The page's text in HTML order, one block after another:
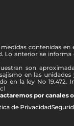
contenidas
Lo anterior se
son
en las
en la ley No 19.472.
por canales
de Privacidad